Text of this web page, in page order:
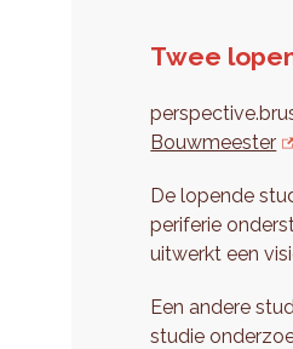
Twee
Bouwmeester
De lopende
periferie
uitwerkt een
Een andere
studie